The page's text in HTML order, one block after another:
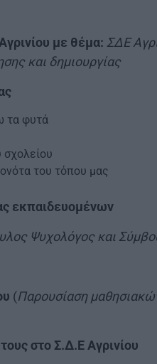
με θέμα: ΣΔΕ
και δημιουργίας
τα φυτά
σχολείου
του τόπου μας
εκπαιδευομένων
Ψυχολόγος και
(Παρουσίαση
στο Σ.Δ.Ε Αγρινίου